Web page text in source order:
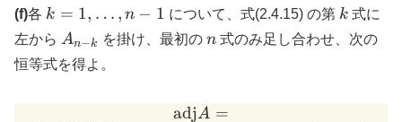
(f)各 k = 1,
\ldots,
n-1
k = 1, … , n − 1 について、式(2.4.15) の第 k
k 式に
左から A_{n-
k}
An−k を掛け、最初の n
n 式のみ足し合わせ、次の
恒等式を得よ。
\mathrm{adj} A = \\ (-
adjA =